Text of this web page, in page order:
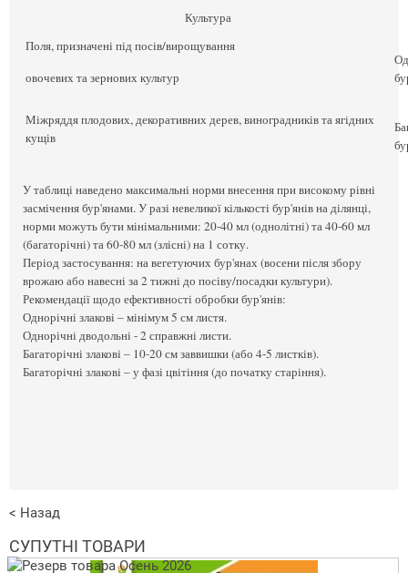
Культура
Поля, призначені під посів/вирощування
овочевих та зернових культур
Міжряддя плодових, декоративних дерев, виноградників та ягідних
кущів
У таблиці наведено максимальні норми внесення при високому рівні
засмічення бур'янами. У разі невеликої кількості бур'янів на ділянці,
норми можуть бути мінімальними: 20-40 мл (однолітні) та 40-60 мл
(багаторічні) та 60-80 мл (злісні) на 1 сотку.
Період застосування: на вегетуючих бур'янах (восени після збору
врожаю або навесні за 2 тижні до посіву/посадки культури).
Рекомендації щодо ефективності обробки бур'янів:
Однорічні злакові – мінімум 5 см листя.
Однорічні дводольні - 2 справжні листи.
Багаторічні злакові – 10-20 см заввишки (або 4-5 листків).
Багаторічні злакові – у фазі цвітіння (до початку старіння).
< Назад
СУПУТНІ ТОВАРИ